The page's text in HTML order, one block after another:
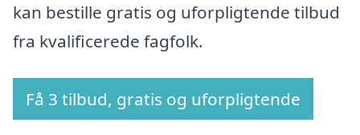
kan bestille gratis og uforpligtende tilbud
fra kvalificerede fagfolk.
Få 3 tilbud, gratis og uforpligtende